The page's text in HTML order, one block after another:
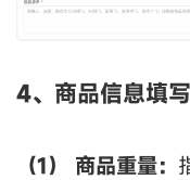
4、商品信息填
（1） 商品重量：